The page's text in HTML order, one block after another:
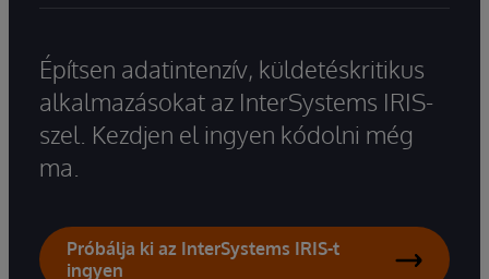
Építsen adatintenzív, küldetéskritikus
alkalmazásokat az InterSystems IRIS-
szel. Kezdjen el ingyen kódolni még
ma.
Próbálja ki az InterSystems IRIS-t
ingyen